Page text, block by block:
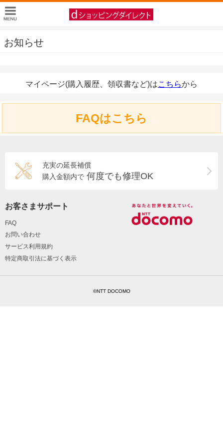
お知らせ
マイページ(購入履歴、領収書など)はこちらから
FAQはこちら
充実の延長補償
購入金額内で 何度でも修理OK
お客さまサポート
FAQ
お問い合わせ
サービス利用規約
特定商取引法に基づく表示
©NTT DOCOMO